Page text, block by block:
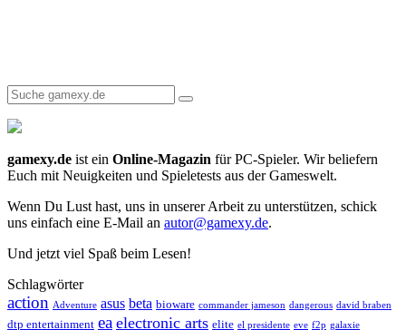
gamexy.de ist ein Online-Magazin für PC-Spieler. Wir beliefern
Euch mit Neuigkeiten und Spieletests aus der Gameswelt.
Wenn Du Lust hast, uns in unserer Arbeit zu unterstützen, schick
uns einfach eine E-Mail an autor@gamexy.de.
Und jetzt viel Spaß beim Lesen!
Schlagwörter
action Adventure asus beta bioware commander jameson dangerous david braben
dtp entertainment ea electronic arts elite el presidente eve f2p galaxie